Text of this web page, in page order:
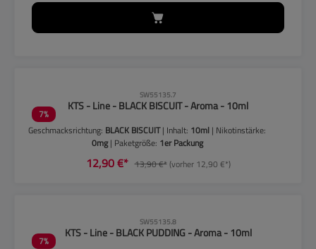
7%
SW55135.7
KTS - Line - BLACK BISCUIT - Aroma - 10ml
Geschmacksrichtung: BLACK BISCUIT| Inhalt: 10ml | Nikotinstärke:
0mg| Paketgröße: 1er Packung
12,90 €* 13,90 €*(vorher 12,90 €*)
7%
SW55135.8
KTS - Line - BLACK PUDDING - Aroma - 10ml